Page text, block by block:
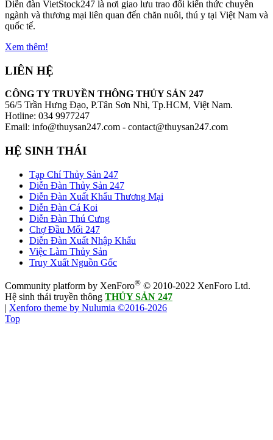
Diễn đàn VietStock247 là nơi giao lưu trao đổi kiến thức chuyên
ngành và thương mại liên quan đến chăn nuôi, thú y tại Việt Nam và
quốc tế.
Xem thêm!
LIÊN HỆ
CÔNG TY TRUYỀN THÔNG THỦY SẢN 247
56/5 Trần Hưng Đạo, P.Tân Sơn Nhì, Tp.HCM, Việt Nam.
Hotline: 034 9977247
Email: info@thuysan247.com - contact@thuysan247.com
HỆ SINH THÁI
Tạp Chí Thủy Sản 247
Diễn Đàn Thủy Sản 247
Diễn Đàn Xuất Khẩu Thương Mại
Diễn Đàn Cá Koi
Diễn Đàn Thú Cưng
Chợ Đầu Mối 247
Diễn Đàn Xuất Nhập Khẩu
Việc Làm Thủy Sản
Truy Xuất Nguồn Gốc
Community platform by XenForo® © 2010-2022 XenForo Ltd.
Hệ sinh thái truyền thông THỦY SẢN 247
| Xenforo theme by Nulumia ©2016-2026
Top